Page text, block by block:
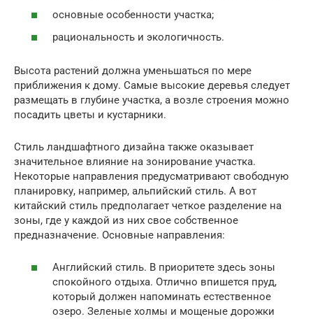
основные особенности участка;
рациональность и экологичность.
Высота растений должна уменьшаться по мере
приближения к дому. Самые высокие деревья следует
размещать в глубине участка, а возле строения можно
посадить цветы и кустарники.
Стиль ландшафтного дизайна также оказывает
значительное влияние на зонирование участка.
Некоторые направления предусматривают свободную
планировку, например, альпийский стиль. А вот
китайский стиль предполагает четкое разделение на
зоны, где у каждой из них свое собственное
предназначение. Основные направления:
Английский стиль. В приоритете здесь зоны
спокойного отдыха. Отлично впишется пруд,
который должен напоминать естественное
озеро. Зеленые холмы и мощеные дорожки